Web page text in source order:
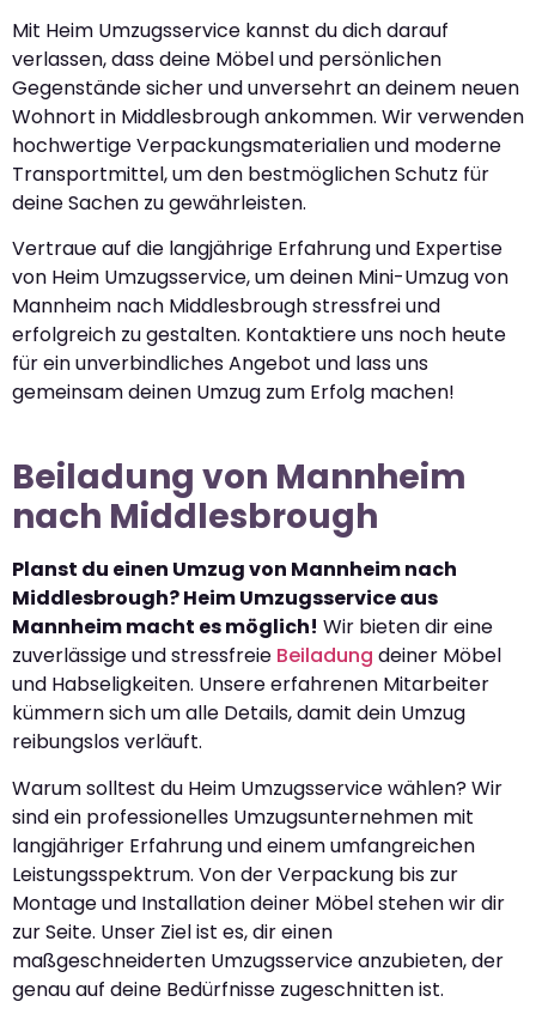
Mit Heim Umzugsservice kannst du dich darauf
verlassen, dass deine Möbel und persönlichen
Gegenstände sicher und unversehrt an deinem neuen
Wohnort in Middlesbrough ankommen. Wir verwenden
hochwertige Verpackungsmaterialien und moderne
Transportmittel, um den bestmöglichen Schutz für
deine Sachen zu gewährleisten.
Vertraue auf die langjährige Erfahrung und Expertise
von Heim Umzugsservice, um deinen Mini-Umzug von
Mannheim nach Middlesbrough stressfrei und
erfolgreich zu gestalten. Kontaktiere uns noch heute
für ein unverbindliches Angebot und lass uns
gemeinsam deinen Umzug zum Erfolg machen!
Beiladung von Mannheim
nach Middlesbrough
Planst du einen Umzug von Mannheim nach
Middlesbrough? Heim Umzugsservice aus
Mannheim macht es möglich! Wir bieten dir eine
zuverlässige und stressfreie Beiladung deiner Möbel
und Habseligkeiten. Unsere erfahrenen Mitarbeiter
kümmern sich um alle Details, damit dein Umzug
reibungslos verläuft.
Warum solltest du Heim Umzugsservice wählen? Wir
sind ein professionelles Umzugsunternehmen mit
langjähriger Erfahrung und einem umfangreichen
Leistungsspektrum. Von der Verpackung bis zur
Montage und Installation deiner Möbel stehen wir dir
zur Seite. Unser Ziel ist es, dir einen
maßgeschneiderten Umzugsservice anzubieten, der
genau auf deine Bedürfnisse zugeschnitten ist.